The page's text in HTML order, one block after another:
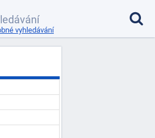
vyhledávání